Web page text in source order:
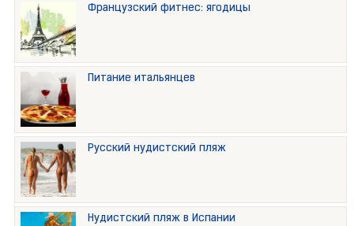
Французский фитнес: ягодицы
Питание итальянцев
Русский нудистский пляж
Нудистский пляж в Испании